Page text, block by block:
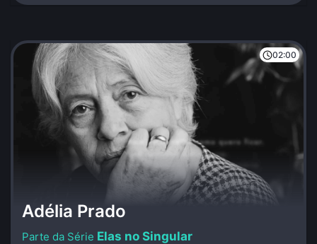
02:00
Adélia Prado
Elas no Singular